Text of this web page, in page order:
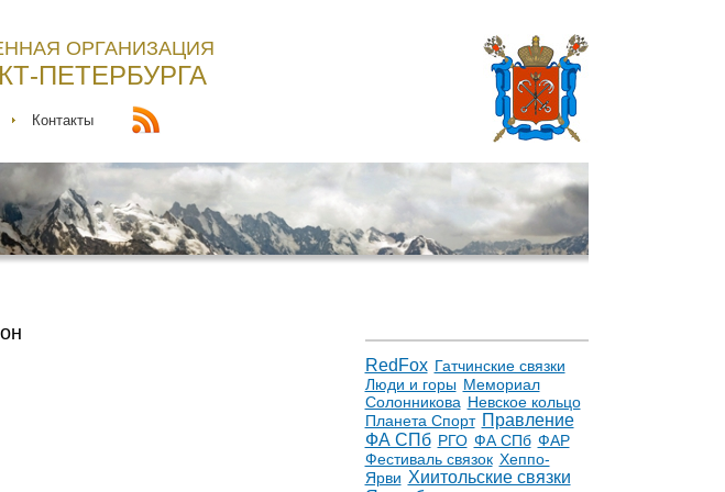
ОРГАНИЗАЦИЯ
ПЕТЕРБУРГА
Контакты
RedFox Гатчинские связки
Люди и горы Мемориал
Солонникова Невское кольцо
Планета Спорт Правление
ФА СПб РГО ФА СПб ФАР
Фестиваль связок Хеппо-
Ярви Хиитольские связки